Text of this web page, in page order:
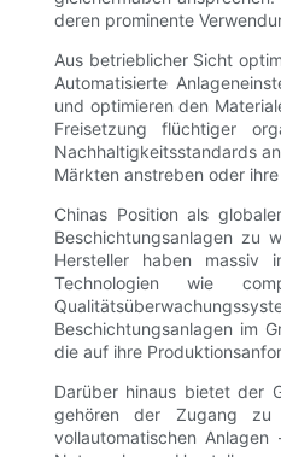
deren prominente
Aus betrieblicher Sicht
Automatisierte
und optimieren den
Freisetzung flüchtiger
Nachhaltigkeitsstandards
Märkten anstreben oder
Chinas Position als
Beschichtungsanlagen zu
Hersteller haben massiv
Technologien wie
Beschichtungsanlagen im
die auf ihre
Darüber hinaus bietet der
gehören der Zugang zu
vollautomatischen